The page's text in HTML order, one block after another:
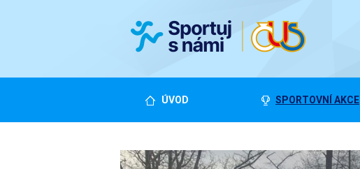
ÚVOD SPORTOVNÍ AKCE